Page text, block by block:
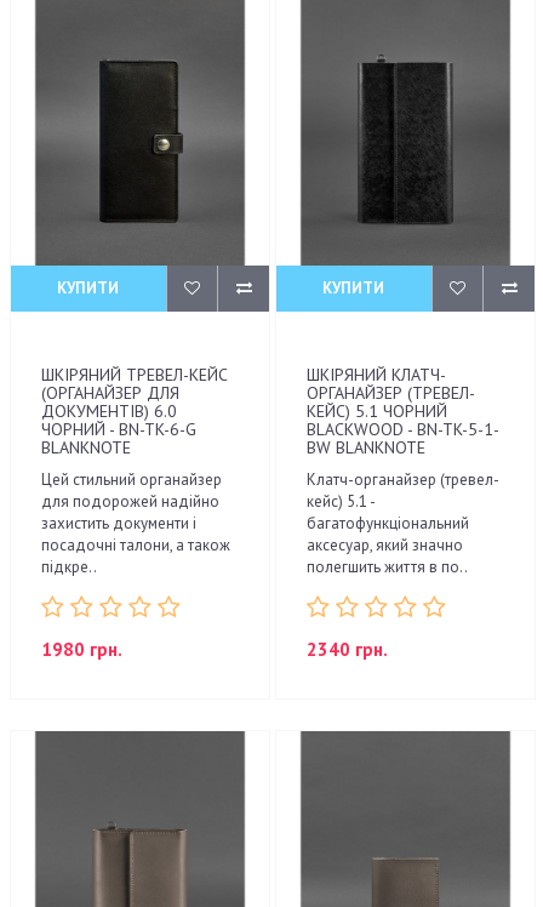
КУПИТИ
ШКІРЯНИЙ ТРЕВЕЛ-КЕЙС
(ОРГАНАЙЗЕР ДЛЯ
ДОКУМЕНТІВ) 6.0
ЧОРНИЙ - BN-TK-6-G
BLANKNOTE
Цей стильний органайзер
для подорожей надійно
захистить документи і
посадочні талони, а також
підкре..
1980 грн.
КУПИТИ
ШКІРЯНИЙ КЛАТЧ-
ОРГАНАЙЗЕР (ТРЕВЕЛ-
КЕЙС) 5.1 ЧОРНИЙ
BLACKWOOD - BN-TK-5-1-
BW BLANKNOTE
Клатч-органайзер (тревел-
кейс) 5.1 -
багатофункціональний
аксесуар, який значно
полегшить життя в по..
2340 грн.